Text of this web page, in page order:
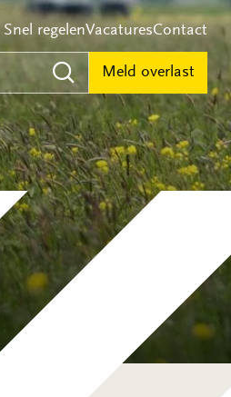
Snel regelenVacaturesContact
Zoeken
Meld overlast